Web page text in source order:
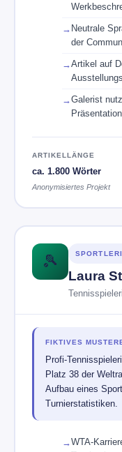
Neutrale
der
Artikel auf
Galerist
ARTIKELLÄNGE
ca. 1.800 Wörter
Anonymisiertes Projekt
🎾
Laura
FIKTIVES
Profi-
Platz 38 der
Aufbau eines
Turnierstatistiken.
WTA-